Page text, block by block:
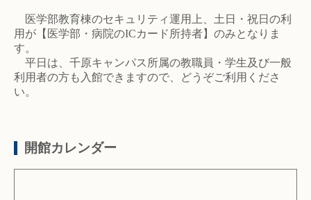
医学部教育棟のセキュリティ運用上、土日・祝日の利
用が【医学部・病院のICカード所持者】のみとなりま
す。
平日は、千原キャンパス所属の教職員・学生及び一般
利用者の方も入館できますので、どうぞご利用くださ
い。
開館カレンダー